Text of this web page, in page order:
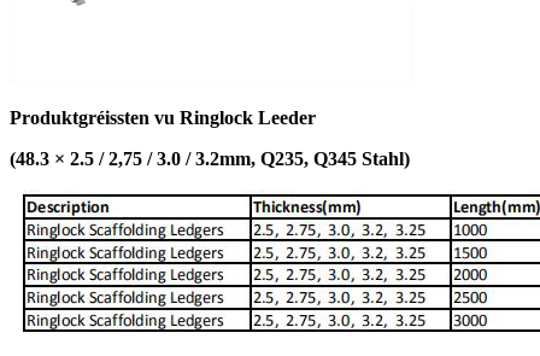
Produktgréissten vu Ringlock Leeder
(48.3 × 2.5 / 2,75 / 3.0 / 3.2mm, Q235, Q345 Stahl)